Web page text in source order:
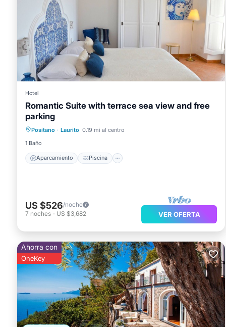
Hotel
Romantic Suite with terrace sea view and free
parking
Positano · Laurito 0.19 mi al centro
1 Baño
Aparcamiento Piscina
Balcón/Terraza
Cocina
US $526/noche
7 noches - US $3,682 VER OFERTA
Ahorra con
OneKey